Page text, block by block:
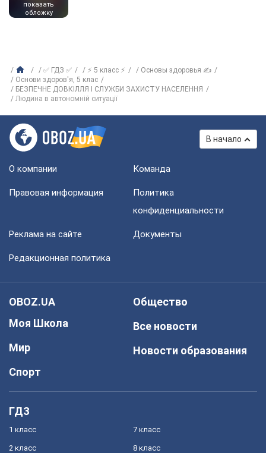
показать
обложку
✅ ГДЗ ✅ ⚡ 5 класс ⚡
Основы здоровья ✍
Основи здоров'я, 5 клас
БЕЗПЕЧНЕ ДОВКІЛЛЯ І СЛУЖБИ ЗАХИСТУ НАСЕЛЕННЯ
Людина в автономній ситуації
В начало
О компании Команда
Правовая информация
Политика
конфиденциальности
Реклама на сайте Документы
Редакционная политика
OBOZ.UA
Моя Школа
Мир
Спорт
Общество
Все новости
Новости образования
ГДЗ
1 класс
2 класс
7 класс
8 класс